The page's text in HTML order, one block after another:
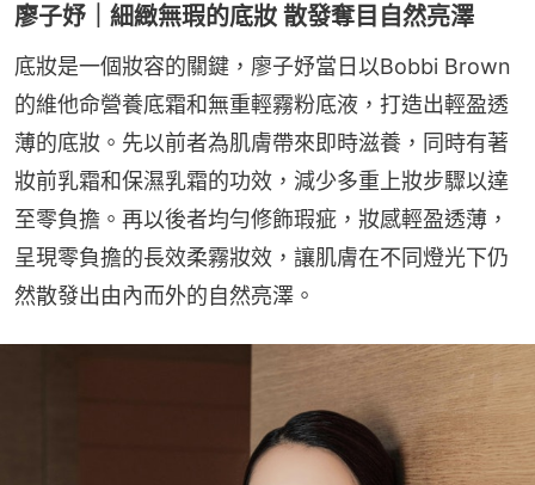
廖子妤｜細緻無瑕的底妝 散發奪目自然亮澤
底妝是一個妝容的關鍵，廖子妤當日以Bobbi Brown
的維他命營養底霜和無重輕霧粉底液，打造出輕盈透
薄的底妝。先以前者為肌膚帶來即時滋養，同時有著
妝前乳霜和保濕乳霜的功效，減少多重上妝步驟以達
至零負擔。再以後者均勻修飾瑕疵，妝感輕盈透薄，
呈現零負擔的長效柔霧妝效，讓肌膚在不同燈光下仍
然散發出由內而外的自然亮澤。